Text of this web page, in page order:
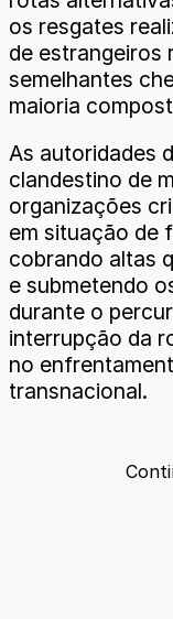
os resgates
de estrangeiros
semelhantes
maioria
As autoridades
clandestino de
organizações
em situação de
cobrando altas
e submetendo
durante o
interrupção da
no
transnacional.